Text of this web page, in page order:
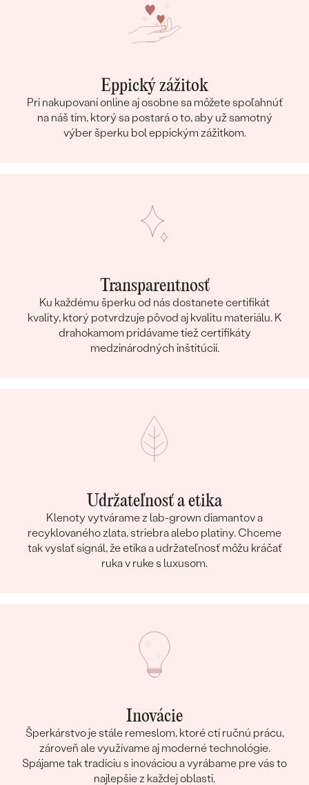
Eppický zážitok
Pri nakupovaní online aj osobne sa môžete spoľahnúť
na náš tím, ktorý sa postará o to, aby už samotný
výber šperku bol eppickým zážitkom.
Transparentnosť
Ku každému šperku od nás dostanete certifikát
kvality, ktorý potvrdzuje pôvod aj kvalitu materiálu. K
drahokamom pridávame tiež certifikáty
medzinárodných inštitúcií.
Udržateľnosť a etika
Klenoty vytvárame z lab-grown diamantov a
recyklovaného zlata, striebra alebo platiny. Chceme
tak vyslať signál, že etika a udržateľnosť môžu kráčať
ruka v ruke s luxusom.
Inovácie
Šperkárstvo je stále remeslom, ktoré ctí ručnú prácu,
zároveň ale využívame aj moderné technológie.
Spájame tak tradíciu s inováciou a vyrábame pre vás to
najlepšie z každej oblasti.